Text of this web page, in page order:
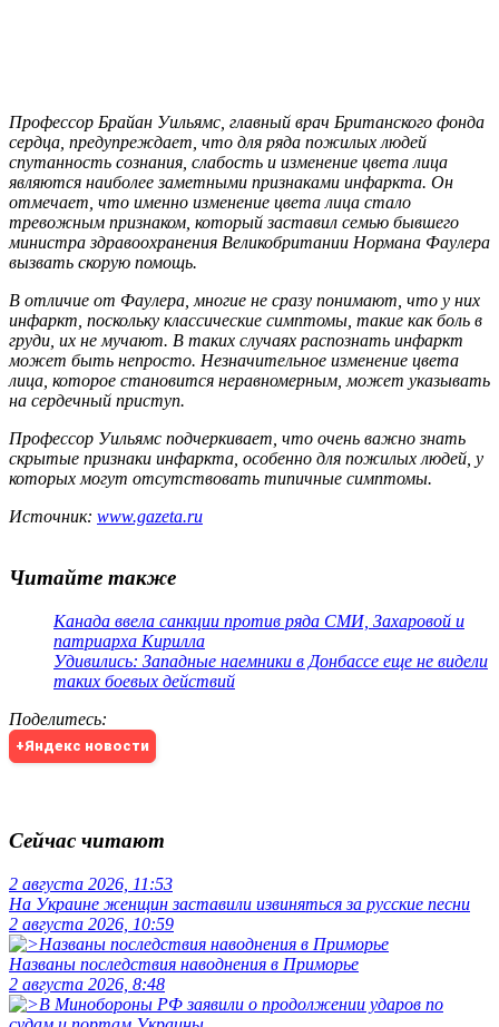
Профессор Брайан Уильямс, главный врач Британского фонда
сердца, предупреждает, что для ряда пожилых людей
спутанность сознания, слабость и изменение цвета лица
являются наиболее заметными признаками инфаркта. Он
отмечает, что именно изменение цвета лица стало
тревожным признаком, который заставил семью бывшего
министра здравоохранения Великобритании Нормана Фаулера
вызвать скорую помощь.
В отличие от Фаулера, многие не сразу понимают, что у них
инфаркт, поскольку классические симптомы, такие как боль в
груди, их не мучают. В таких случаях распознать инфаркт
может быть непросто. Незначительное изменение цвета
лица, которое становится неравномерным, может указывать
на сердечный приступ.
Профессор Уильямс подчеркивает, что очень важно знать
скрытые признаки инфаркта, особенно для пожилых людей, у
которых могут отсутствовать типичные симптомы.
Источник: www.gazeta.ru
Читайте также
Канада ввела санкции против ряда СМИ, Захаровой и
патриарха Кирилла
Удивились: Западные наемники в Донбассе еще не видели
таких боевых действий
Поделитесь:
+Яндекс новости
Сейчас читают
2 августа 2026, 11:53
На Украине женщин заставили извиняться за русские песни
2 августа 2026, 10:59
Названы последствия наводнения в Приморье
2 августа 2026, 8:48